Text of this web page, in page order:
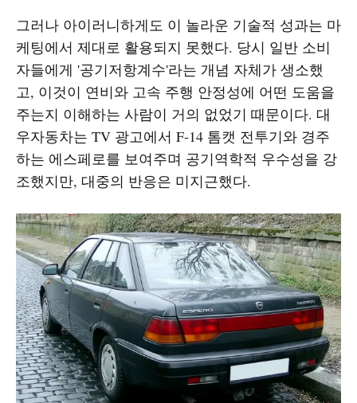
그러나 아이러니하게도 이 놀라운 기술적 성과는 마
케팅에서 제대로 활용되지 못했다. 당시 일반 소비
자들에게 '공기저항계수'라는 개념 자체가 생소했
고, 이것이 연비와 고속 주행 안정성에 어떤 도움을
주는지 이해하는 사람이 거의 없었기 때문이다. 대
우자동차는 TV 광고에서 F-14 톰캣 전투기와 경주
하는 에스페로를 보여주며 공기역학적 우수성을 강
조했지만, 대중의 반응은 미지근했다.